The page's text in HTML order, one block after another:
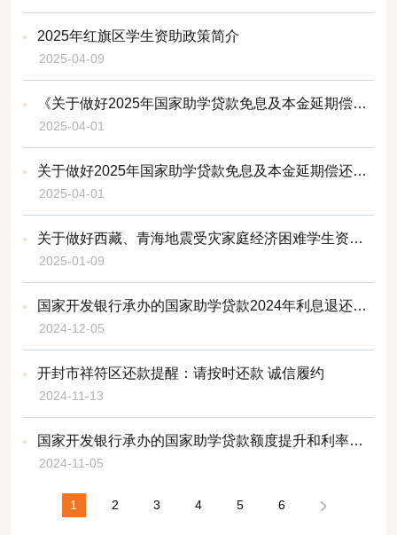
2025年红旗区学生资助政策简介
2025-04-09
《关于做好2025年国家助学贷款免息及本金延期偿还工作的通知》问答
2025-04-01
关于做好2025年国家助学贷款免息及本金延期偿还工作的通知
2025-04-01
关于做好西藏、青海地震受灾家庭经济困难学生资助工作的通知
2025-01-09
国家开发银行承办的国家助学贷款2024年利息退还公告
2024-12-05
开封市祥符区还款提醒：请按时还款 诚信履约
2024-11-13
国家开发银行承办的国家助学贷款额度提升和利率调整的公告
2024-11-05
1 2 3 4 5 6